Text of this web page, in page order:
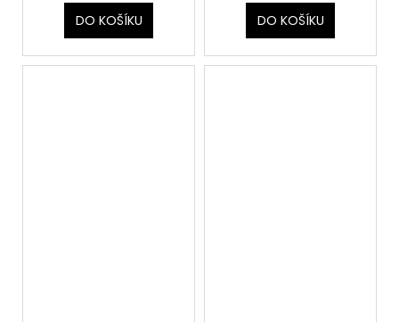
DO KOŠÍKU DO KOŠÍKU